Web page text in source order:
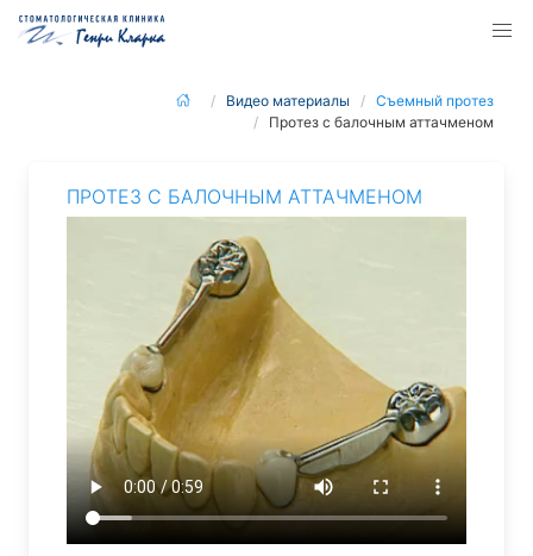
Видео материалы
Съемный протез
Протез с балочным аттачменом
ПРОТЕЗ С БАЛОЧНЫМ АТТАЧМЕНОМ